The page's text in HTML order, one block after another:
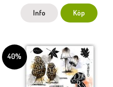
Info Köp
40%